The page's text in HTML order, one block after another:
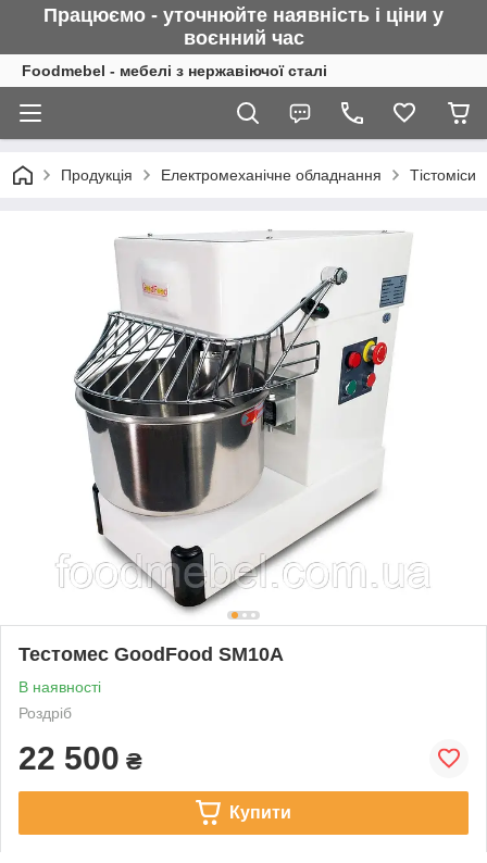
Працюємо - уточнюйте наявність і ціни у
воєнний час
Foodmebel - мебелі з нержавіючої сталі
Продукція Електромеханічне обладнання Тістоміси
Тестомес GoodFood SM10A
В наявності
Роздріб
22 500 ₴
Купити